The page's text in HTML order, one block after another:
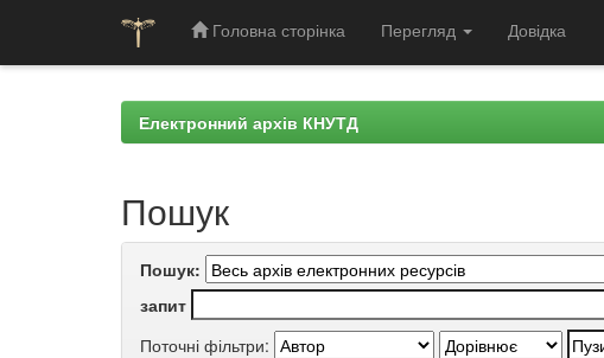
Головна сторінка Перегляд Довідка
Електронний архів КНУТД
Пошук
Пошук:
запит
Поточні фільтри: